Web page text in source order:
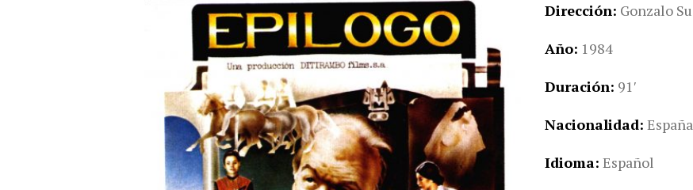
Dirección Gonzalo
Año 1984
Duración 91′
Nacionalidad España
Idioma Español